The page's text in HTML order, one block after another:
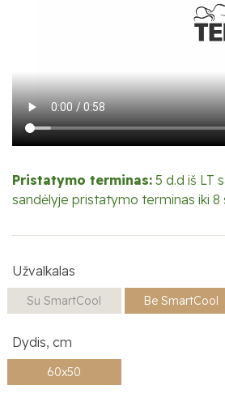
Pristatymo terminas: 5 d.d iš LT
sandėlyje pristatymo terminas iki 8
Užvalkalas
Su SmartCool Be SmartCool
Dydis, cm
60x50